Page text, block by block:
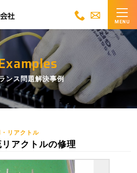
MENU
ンス問題解決事例
リアクトル
アクトルの修理